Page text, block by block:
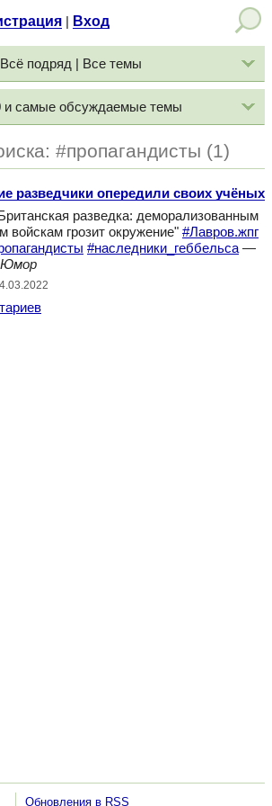
Вход
Всё подряд | Все темы
и самые обсуждаемые темы
#пропагандисты (1)
разведчики опередили своих учёных
разведка: деморализованным
войскам грозит окружение" #Лавров.жпг
#наследники_геббельса —
Юмор
Обновления в RSS